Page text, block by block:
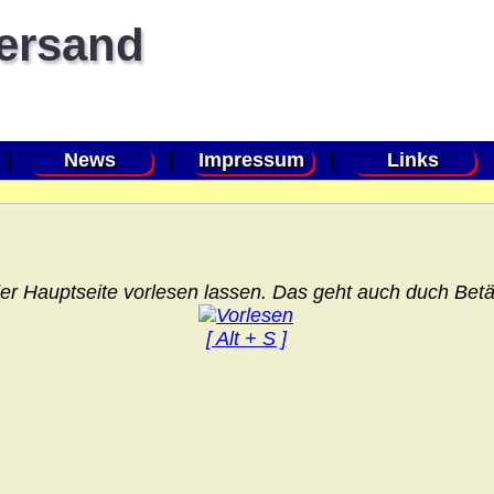
News Impressum Links
Hauptseite vorlesen lassen. Das geht auch duch
[ Alt + S ]